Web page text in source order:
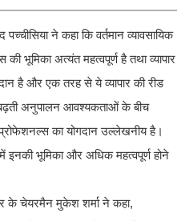
ने कहा कि वर्तमान व्यावसायिक
भूमिका अत्यंत महत्वपूर्ण है तथा व्यापार
है और एक तरह से ये व्यापार की रीड
अनुपालन आवश्यकताओं के बीच
प्रोफेशनल्स का योगदान उल्लेखनीय है।
में इनकी भूमिका और अधिक महत्वपूर्ण होने
के चेयरमैन मुकेश शर्मा ने कहा,